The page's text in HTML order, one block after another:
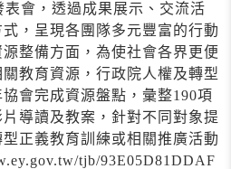
表會，透過成果展示、交流活
，呈現各團隊多元豐富的行動
整備方面，為使社會各界更便
教育資源，行政院人權及轉型
會完成資源盤點，彙整190項
導讀及教案，針對不同對象提
正義教育訓練或相關推廣活動
tjb/93E05D81DDAF